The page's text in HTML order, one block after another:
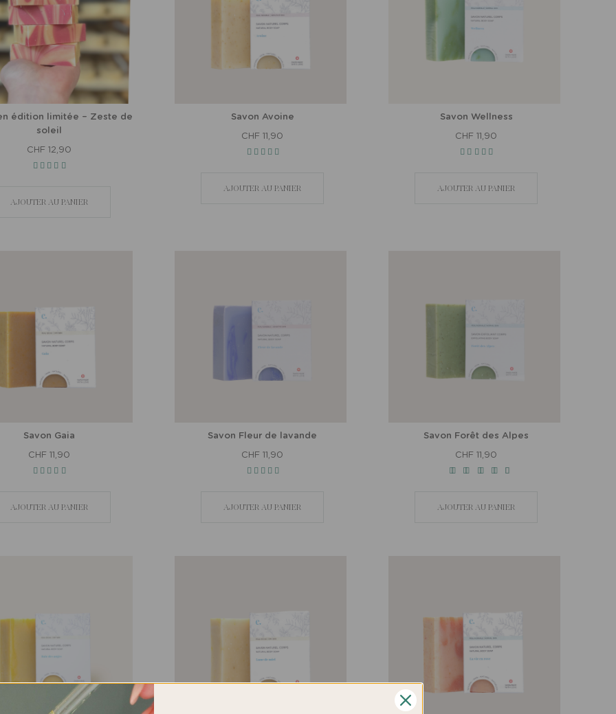
édition limitée – Zeste de
soleil
CHF 12,90
AJOUTER AU PANIER
Savon Avoine
CHF 11,90
AJOUTER AU PANIER
Savon Wellness
CHF 11,90
AJOUTER AU PANIER
Savon Gaia
CHF 11,90
AJOUTER AU PANIER
Savon Fleur de lavande
CHF 11,90
AJOUTER AU PANIER
Savon Forêt des Alpes
CHF 11,90
AJOUTER AU PANIER